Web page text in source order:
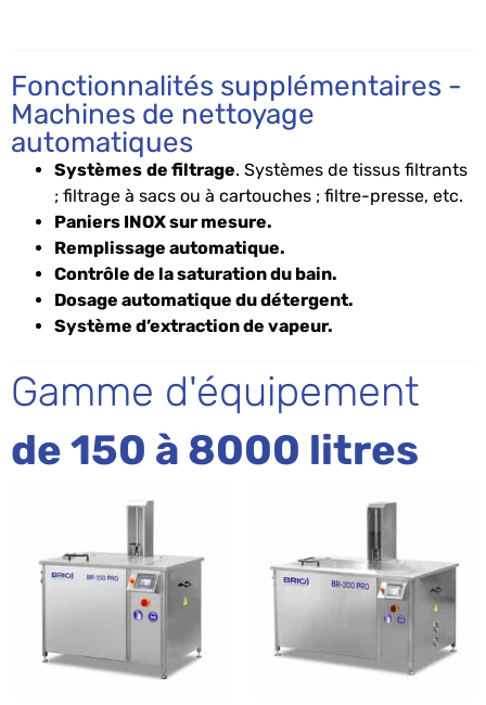
Fonctionnalités supplémentaires -
Machines de nettoyage
automatiques
Systèmes de filtrage. Systèmes de tissus filtrants
; filtrage à sacs ou à cartouches ; filtre-presse, etc.
Paniers INOX sur mesure.
Remplissage automatique.
Contrôle de la saturation du bain.
Dosage automatique du détergent.
Système d’extraction de vapeur.
Gamme d'équipement
de 150 à 8000 litres